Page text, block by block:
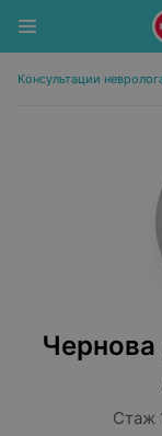
Консультации
Стаж